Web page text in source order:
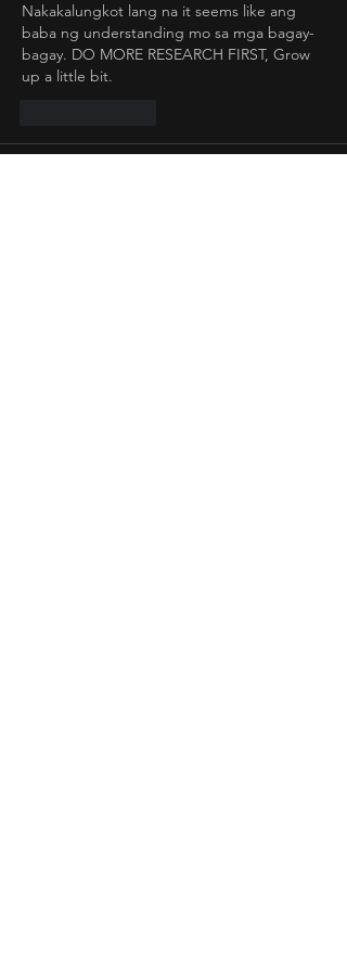
Nakakalungkot lang na it seems like ang
baba ng understanding mo sa mga bagay-
bagay. DO MORE RESEARCH FIRST, Grow
up a little bit.